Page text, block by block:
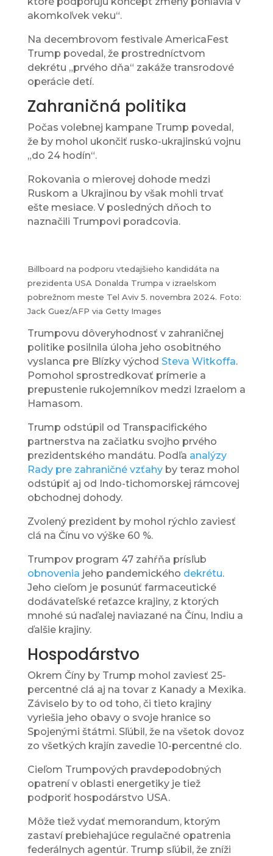
akomkoľvek veku“.
Na decembrovom festivale AmericaFest
Trump povedal, že prostredníctvom
dekrétu „prvého dňa“ zakáže transrodové
operácie detí.
Zahraničná politika
Počas volebnej kampane Trump povedal,
že by mohol ukončiť rusko-ukrajinskú vojnu
„do 24 hodín“.
Rokovania o mierovej dohode medzi
Ruskom a Ukrajinou by však mohli trvať
ešte mesiace. V posledných dňoch to
naznačili Trumpovi poradcovia.
Billboard na podporu vtedajšieho kandidáta na
prezidenta USA Donalda Trumpa v izraelskom
pobrežnom meste Tel Aviv 5. novembra 2024. Foto:
Jack Guez/AFP via Getty Images
Trumpovu dôveryhodnosť v zahraničnej
politike posilnila úloha jeho osobitného
vyslanca pre Blízky východ Steva Witkoffa.
Pomohol sprostredkovať prímerie a
prepustenie rukojemníkov medzi Izraelom a
Hamasom.
Trump odstúpil od Transpacifického
partnerstva na začiatku svojho prvého
prezidentského mandátu. Podľa analýzy
Rady pre zahraničné vzťahyby teraz mohol
odstúpiť aj od Indo-tichomorskej rámcovej
obchodnej dohody.
Zvolený prezident by mohol rýchlo zaviesť
clá na Čínu vo výške 60 %.
Trumpov program 47 zahŕňa prísľub
obnovenia jeho pandemického dekrétu.
Jeho cieľom je posunúť farmaceutické
dodávateľské reťazce krajiny, z ktorých
mnohé sú naďalej naviazané na Čínu, Indiu a
ďalšie krajiny.
Hospodárstvo
Okrem Číny by Trump mohol zaviesť 25-
percentné clá aj na tovar z Kanady a Mexika.
Záviselo by to od toho, či tieto krajiny
vyriešia jeho obavy o svoje hranice so
Spojenými štátmi. Sľúbil, že na všetok dovoz
zo všetkých krajín zavedie 10-percentné clo.
Cieľom Trumpových pravdepodobných
opatrení v oblasti energetiky je tiež
podporiť hospodárstvo USA.
Môže tiež vydať memorandum, ktorým
zastaví prebiehajúce regulačné opatrenia
federálnych agentúr. Trump sľúbil, že zníži